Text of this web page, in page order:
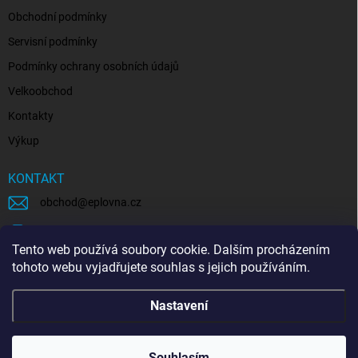
Tento web používá soubory cookie. Dalším procházením
tohoto webu vyjadřujete souhlas s jejich používáním.
Nastavení
Obchodní podmínky
Servisní podmínky
Podmínky ochrany osobních údajů
Velkoobchod
Kontakty
Výkup
KONTAKT
obchod @eplovna.cz
eplovna.cz